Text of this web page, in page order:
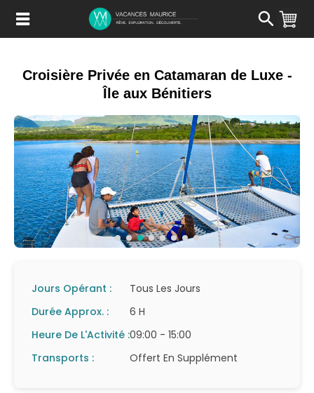
Contenu
Croisière Privée en Catamaran de Luxe -
Île aux Bénitiers
Jours Opérant :
Tous Les Jours
Durée Approx. :
6 H
Heure De L'Activité :09:00 - 15:00
Transports :
Offert En Supplément